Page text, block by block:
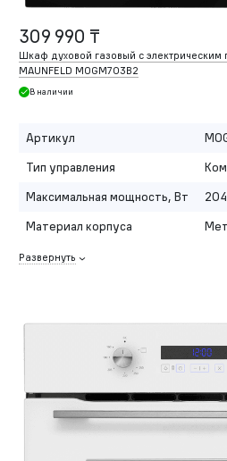
309 990 ₸
Шкаф духовой газовый с электрическим
MAUNFELD MOGM703B2
В наличии
Артикул
Тип управления
Максимальная мощность, Вт
Материал корпуса
Развернуть